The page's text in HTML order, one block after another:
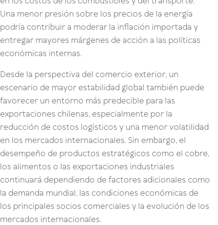
Una menor presión sobre los precios de la energía
podría contribuir a moderar la inflación importada y
entregar mayores márgenes de acción a las políticas
económicas internas.
Desde la perspectiva del comercio exterior, un
escenario de mayor estabilidad global también puede
favorecer un entorno más predecible para las
exportaciones chilenas, especialmente por la
reducción de costos logísticos y una menor volatilidad
en los mercados internacionales. Sin embargo, el
desempeño de productos estratégicos como el cobre,
los alimentos o las exportaciones industriales
continuará dependiendo de factores adicionales como
la demanda mundial, las condiciones económicas de
los principales socios comerciales y la evolución de los
mercados internacionales.